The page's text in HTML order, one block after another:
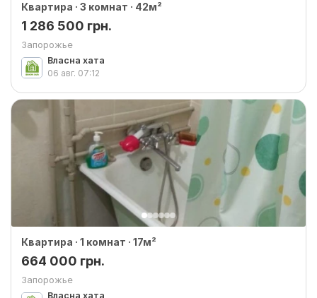
Квартира · 3 комнат · 42м²
1 286 500 грн.
Запорожье
Власна хата
06 авг. 07:12
Квартира · 1 комнат · 17м²
664 000 грн.
Запорожье
Власна хата